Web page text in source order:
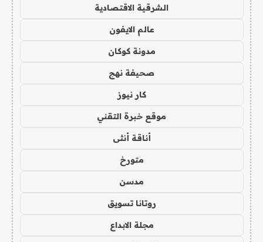
الشرقية الاقتصادية
عالم الايفون
مدونة كوكان
صحيفة نهج
كار نيوز
موقع خبرة التقني
أناقة أنثى
متورخ
مدسن
روتانا تسويق
مجلة الابداع